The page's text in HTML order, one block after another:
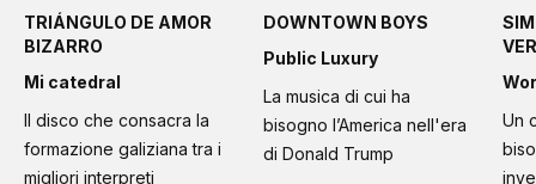
TRIÁNGULO DE AMOR
BIZARRO
Mi catedral
Il disco che consacra la
formazione galiziana tra i
migliori interpreti
DOWNTOWN BOYS
Public Luxury
La musica di cui ha
bisogno l’America nell'era
di Donald Trump
Un